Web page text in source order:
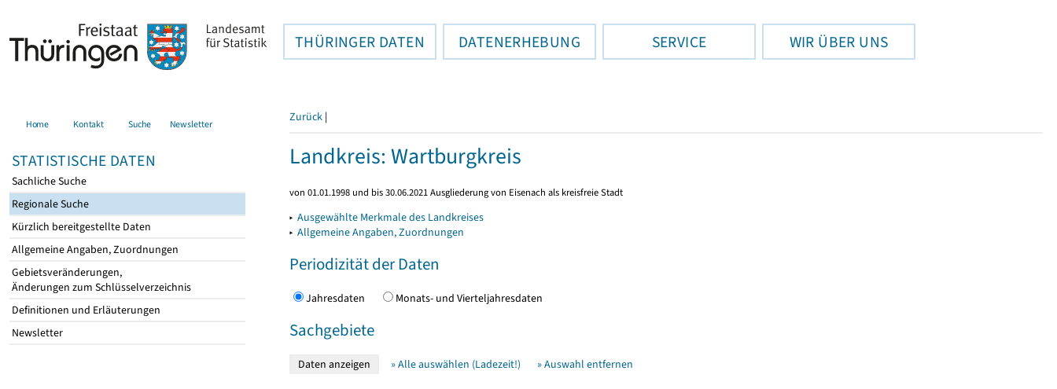
THÜRINGER DATEN DATENERHEBUNG SERVICE WIR ÜBER UNS
Home Kontakt Suche Newsletter
STATISTISCHE DATEN
Sachliche Suche
Regionale Suche
Kürzlich bereitgestellte Daten
Allgemeine Angaben, Zuordnungen
Gebietsveränderungen,
Änderungen zum Schlüsselverzeichnis
Definitionen und Erläuterungen
Newsletter
Zurück |
Landkreis: Wartburgkreis
von 01.01.1998 und bis 30.06.2021 Ausgliederung von Eisenach als kreisfreie Stadt
▸ Ausgewählte Merkmale des Landkreises
▸ Allgemeine Angaben, Zuordnungen
Periodizität der Daten
Jahresdaten Monats- und Vierteljahresdaten
Sachgebiete
» Alle auswählen (Ladezeit!) » Auswahl entfernen